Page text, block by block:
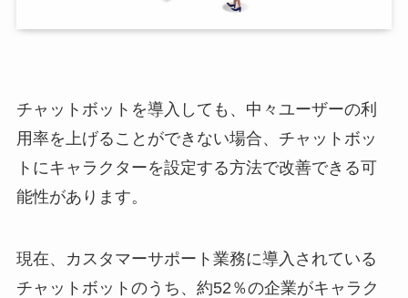
チャットボットを導入しても、中々ユーザーの利
用率を上げることができない場合、チャットボッ
トにキャラクターを設定する方法で改善できる可
能性があります。
現在、カスタマーサポート業務に導入されている
チャットボットのうち、約52 ％の企業がキャラク